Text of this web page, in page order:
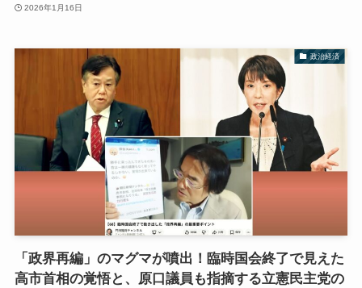
2026年1月16日
政治経済
「政界再編」のマグマが噴出！臨時国会終了で見えた
高市首相の覚悟と、原口議員も指摘する立憲民主党の